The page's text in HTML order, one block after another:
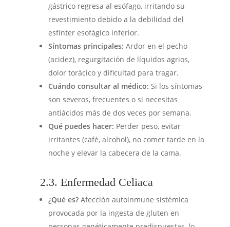
gástrico regresa al esófago, irritando su
revestimiento debido a la debilidad del
esfínter esofágico inferior.
Síntomas principales: Ardor en el pecho
(acidez), regurgitación de líquidos agrios,
dolor torácico y dificultad para tragar.
Cuándo consultar al médico: Si los síntomas
son severos, frecuentes o si necesitas
antiácidos más de dos veces por semana.
Qué puedes hacer: Perder peso, evitar
irritantes (café, alcohol), no comer tarde en la
noche y elevar la cabecera de la cama.
2.3. Enfermedad Celiaca
¿Qué es?Afección autoinmune sistémica
provocada por la ingesta de gluten en